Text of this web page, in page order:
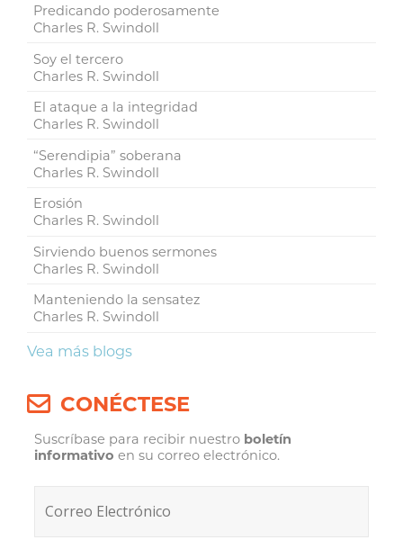
Predicando poderosamente
Charles R. Swindoll
Soy el tercero
Charles R. Swindoll
El ataque a la integridad
Charles R. Swindoll
“Serendipia” soberana
Charles R. Swindoll
Erosión
Charles R. Swindoll
Sirviendo buenos sermones
Charles R. Swindoll
Manteniendo la sensatez
Charles R. Swindoll
Vea más blogs
CONÉCTESE
Suscríbase para recibir nuestro boletín
informativo en su correo electrónico.